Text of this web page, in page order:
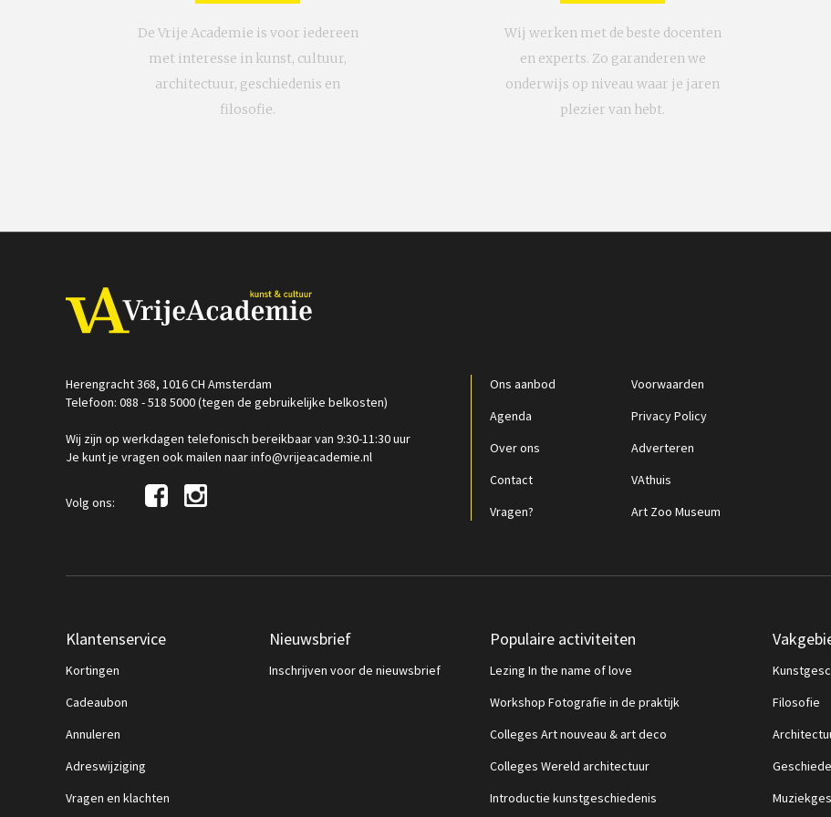
De Vrije Academie is voor iedereen
met interesse in kunst, cultuur,
architectuur, geschiedenis en
filosofie.
Wij werken met de beste docenten
en experts. Zo garanderen we
onderwijs op niveau waar je jaren
plezier van hebt.
Herengracht 368, 1016 CH Amsterdam
Telefoon: 088 - 518 5000 (tegen de gebruikelijke belkosten)
Wij zijn op werkdagen telefonisch bereikbaar van 9:30-11:30 uur
Je kunt je vragen ook mailen naar info@vrijeacademie.nl
Volg ons:
Ons aanbod
Agenda
Over ons
Contact
Vragen?
Voorwaarden
Privacy Policy
Adverteren
VAthuis
Art Zoo Museum
Klantenservice
Kortingen
Cadeaubon
Annuleren
Adreswijziging
Vragen en klachten
Nieuwsbrief
Inschrijven voor de nieuwsbrief
Populaire activiteiten
Lezing In the name of love
Workshop Fotografie in de praktijk
Colleges Art nouveau & art deco
Colleges Wereld architectuur
Introductie kunstgeschiedenis
Filosofie